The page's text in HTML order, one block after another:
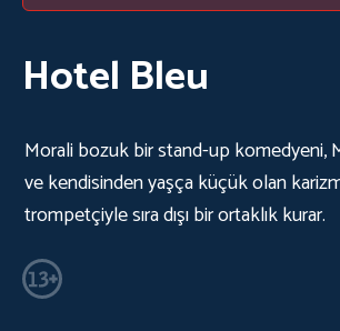
Hotel Bleu
Morali bozuk bir stand-up komedyeni,
ve kendisinden yaşça küçük olan
trompetçiyle sıra dışı bir ortaklık kurar.